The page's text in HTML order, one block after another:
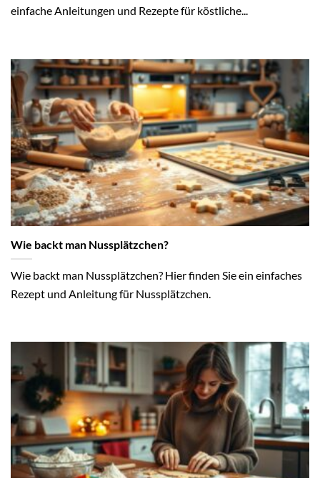
einfache Anleitungen und Rezepte für köstliche...
Wie backt man Nussplätzchen?
Wie backt man Nussplätzchen? Hier finden Sie ein einfaches
Rezept und Anleitung für Nussplätzchen.